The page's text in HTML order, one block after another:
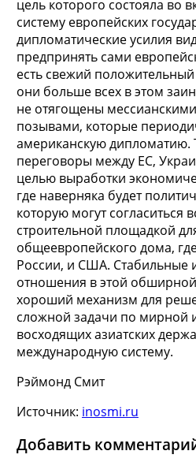
цель которого состояла во
систему европейских
дипломатические усилия
предпринять сами
есть свежий
они больше всех в этом
не отягощены
позывами, которые
американскую дипломатию.
переговоры между ЕС,
целью выработки
где наверняка будет
которую могут согласиться
строительной площадкой
общеевропейского дома,
России, и США. Стабильные
отношения в этой обширной
хороший механизм для
сложной задачи по мирной
восходящих азиатских
международную систему.
Рэймонд Смит
Источник: inosmi.ru
Добавить